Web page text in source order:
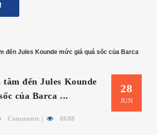
28
JUN
tâm đến Jules Kounde
của Barca ...
Comments 8688